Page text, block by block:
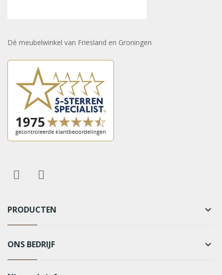
Dé meubelwinkel van Friesland en Groningen
PRODUCTEN keyboard_arrow_down
ONS BEDRIJF keyboard_arrow_down